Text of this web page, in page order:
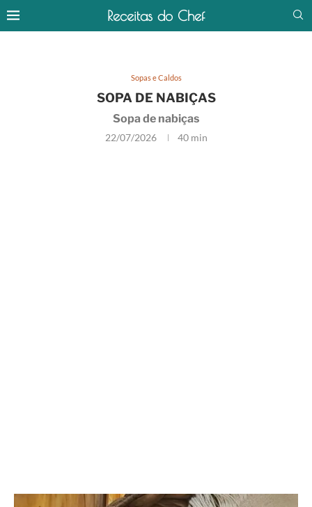
Receitas do Chef
Sopas e Caldos
SOPA DE NABIÇAS
Sopa de nabiças
22/07/2026 40 min